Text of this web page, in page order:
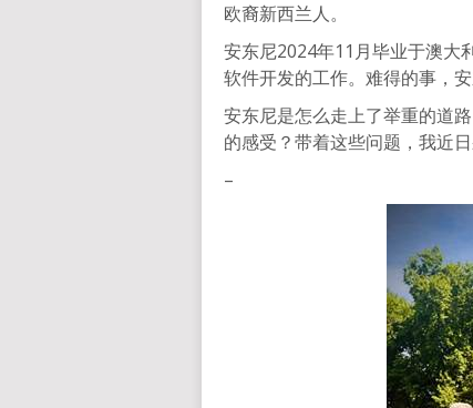
欧裔新西兰人。
安东尼2024年11月毕业于澳大
软件开发的工作。难得的事，
安东尼是怎么走上了举重的道
的感受？带着这些问题，我近
–